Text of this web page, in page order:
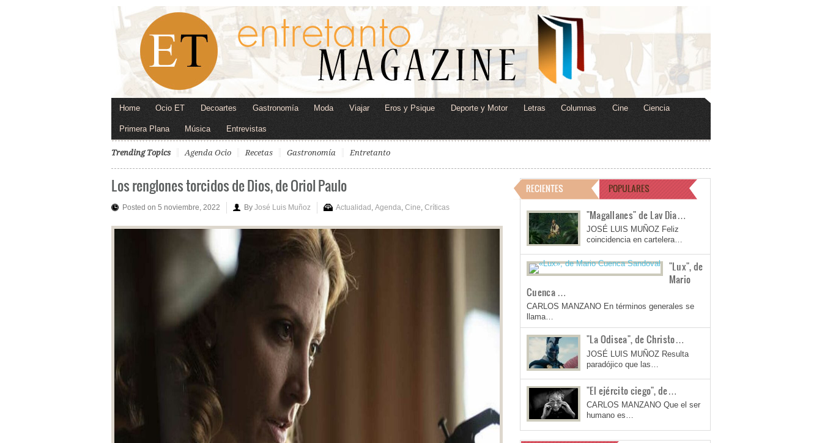
Home Ocio ET Decoartes Gastronomía Moda Viajar Eros y Psique Deporte y Motor Letras Columnas Cine Ciencia
Primera Plana Música Entrevistas
Trending Topics Agenda Ocio Recetas Gastronomía Entretanto
Los renglones torcidos de Dios, de Oriol Paulo
Posted on 5 noviembre, 2022 By José Luis Muñoz Actualidad Agenda Cine Críticas
RECIENTES POPULARES
"Magallanes" de Lav Dia…
JOSÉ LUIS MUÑOZ Feliz
coincidencia en cartelera…
"Lux", de
Mario
Cuenca …
CARLOS MANZANO En términos generales se
llama…
"La Odisea", de Christo…
JOSÉ LUIS MUÑOZ Resulta
paradójico que las…
"El ejército ciego", de…
CARLOS MANZANO Que el ser
humano es…